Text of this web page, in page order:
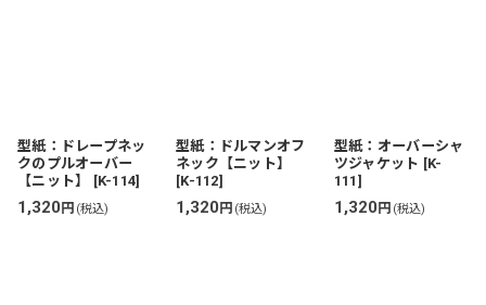
型紙：ドレープネッ
クのプルオーバー
【ニット】
[K-114]
1,320円 (税込)
型紙：ドルマンオフ
ネック【ニット】
[K-112]
1,320円 (税込)
型紙：オーバーシャ
ツジャケット [K-
111 ]
1,320円 (税込)